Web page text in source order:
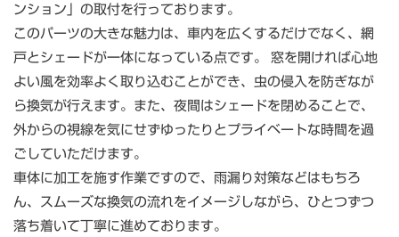
ンション」の取付を行っております。
このパーツの大きな魅力は、車内を広くするだけでなく、網
戸とシェードが一体になっている点です。 窓を開ければ心地
よい風を効率よく取り込むことができ、虫の侵入を防ぎなが
ら換気が行えます。また、夜間はシェードを閉めることで、
外からの視線を気にせずゆったりとプライベートな時間を過
ごしていただけます。
車体に加工を施す作業ですので、雨漏り対策などはもちろ
ん、スムーズな換気の流れをイメージしながら、ひとつずつ
落ち着いて丁寧に進めております。